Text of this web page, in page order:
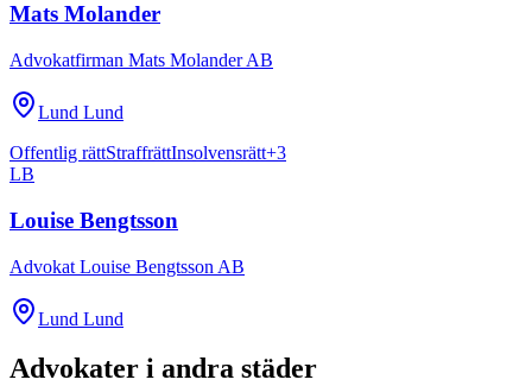
Mats Molander
Advokatfirman Mats Molander AB
Lund Lund
Offentlig rättStraffrättInsolvensrätt+3
LB
Louise Bengtsson
Advokat Louise Bengtsson AB
Lund Lund
Advokater i andra städer